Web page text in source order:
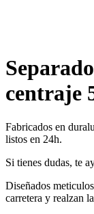
centraje
Fabricados en
listos en 24h.
Si tienes dudas, te
Diseñados
carretera y realzan